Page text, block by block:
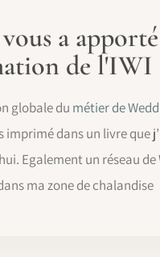
a
de l'IWI
globale du métier de
imprimé dans un livre que
Egalement un réseau de
ma zone de chalandise